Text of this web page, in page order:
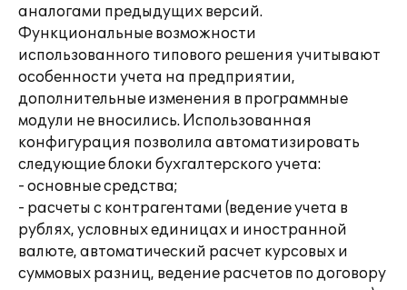
аналогами предыдущих версий.
Функциональные возможности
использованного типового решения учитывают
особенности учета на предприятии,
дополнительные изменения в программные
модули не вносились. Использованная
конфигурация позволила автоматизировать
следующие блоки бухгалтерского учета:
- основные средства;
- расчеты с контрагентами (ведение учета в
рублях, условных единицах и иностранной
валюте, автоматический расчет курсовых и
суммовых разниц, ведение расчетов по договору